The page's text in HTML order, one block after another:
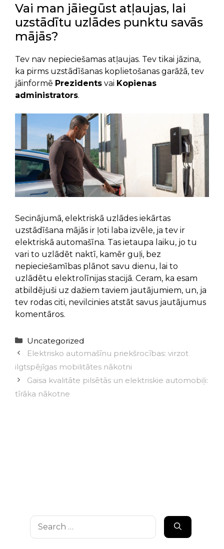
Vai man jāiegūst atļaujas, lai
uzstādītu uzlādes punktu savās
mājās?
Tev nav nepieciešamas atļaujas. Tev tikai jāzina,
ka pirms uzstādīšanas koplietošanas garāžā, tev
jāinformē Prezidents vai Kopienas
administrators.
Secinājumā, elektriskā uzlādes iekārtas
uzstādīšana mājās ir ļoti laba izvēle, ja tev ir
elektriskā automašīna. Tas ietaupa laiku, jo tu
vari to uzlādēt naktī, kamēr guļi, bez
nepieciešamības plānot savu dienu, lai to
uzlādētu elektrolīnijas stacijā. Ceram, ka esam
atbildējuši uz dažiem taviem jautājumiem, un, ja
tev rodas citi, nevilcinies atstāt savus jautājumus
komentāros.
Categories
Uncategorized
Elektrisko automašīnu priekšrocības: virzot
ilgtspējīgas mobilitātes nākotni
Gaisa kvalitāte pilsētās un elektriskie automobiļi:
tīrāka nākotne
Search
for: